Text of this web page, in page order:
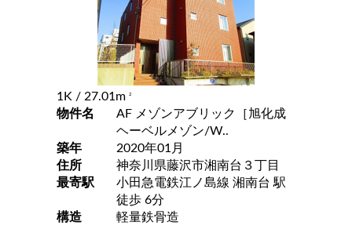
1K / 27.01m 2
物件名
AF メゾンアブリック［旭化成
ヘーベルメゾン/W..
築年
2020年01月
住所
神奈川県藤沢市湘南台３丁目
最寄駅
小田急電鉄江ノ島線 湘南台 駅
徒歩 6分
構造
軽量鉄骨造